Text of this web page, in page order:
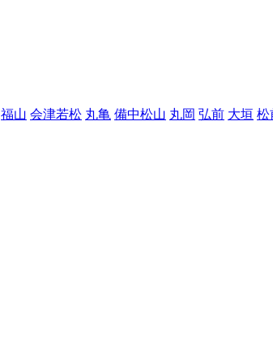
福山 会津若松 丸亀 備中松山 丸岡 弘前 大垣 松